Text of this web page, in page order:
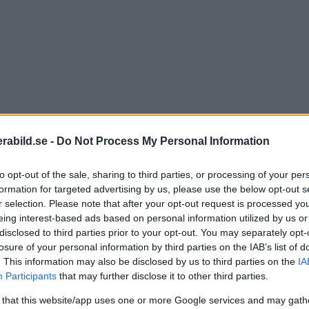
- Do Not Process My Personal Information
opt-out of the sale, sharing to third parties, or processing of your
for targeted advertising by us, please use the below opt-out
selection. Please note that after your opt-out request is processed
interest-based ads based on personal information utilized by us
to third parties prior to your opt-out. You may separately
of your personal information by third parties on the IAB’s list of
This information may also be disclosed by us to third parties on the
Participants that may further disclose it to other third parties.
that this website/app uses one or more Google services and may
som meditation. Jag går ner i varv och blir
av platsen på ett sätt som jag inte gör annars. Sen
av platsen.
när han är ute och fotograferar landskap.